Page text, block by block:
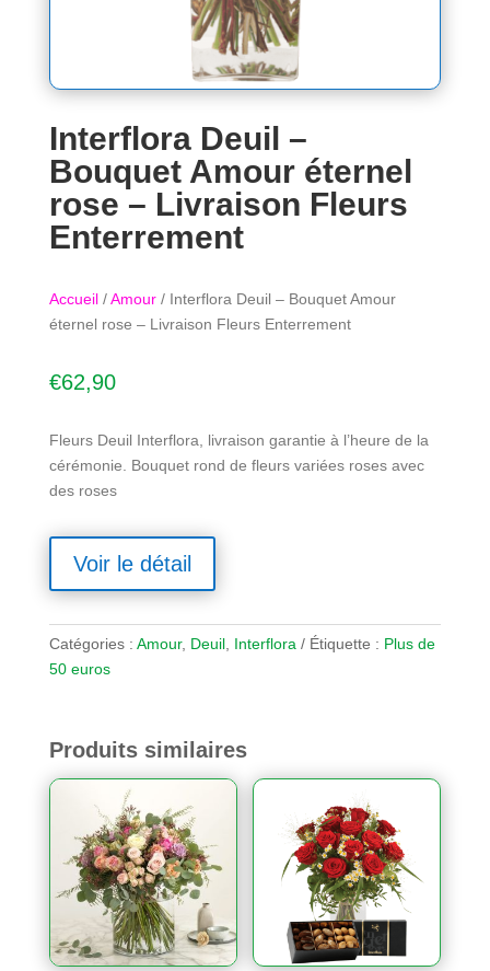
Interflora Deuil –
Bouquet Amour éternel
rose – Livraison Fleurs
Enterrement
Accueil/Amour/ Interflora Deuil – Bouquet Amour
éternel rose – Livraison Fleurs Enterrement
€62,90
Fleurs Deuil Interflora, livraison garantie à l’heure de la
cérémonie. Bouquet rond de fleurs variées roses avec
des roses
Voir le détail
Catégories : Amour, Deuil, Interflora Étiquette : Plus de
50 euros
Produits similaires